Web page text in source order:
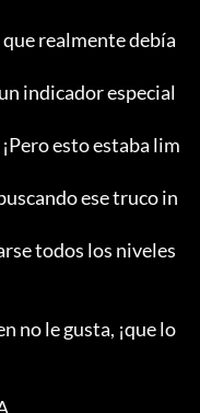
realmente debía
indicador especial
esto estaba lim
todos los niveles
no le gusta, ¡que lo